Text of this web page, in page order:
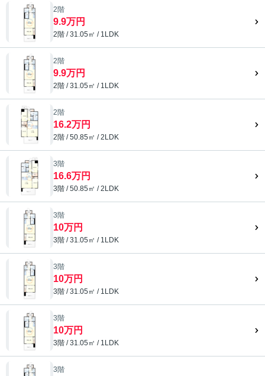
2階
9.9万円
2階 / 31.05㎡ / 1LDK
2階
9.9万円
2階 / 31.05㎡ / 1LDK
2階
16.2万円
2階 / 50.85㎡ / 2LDK
3階
16.6万円
3階 / 50.85㎡ / 2LDK
3階
10万円
3階 / 31.05㎡ / 1LDK
3階
10万円
3階 / 31.05㎡ / 1LDK
3階
10万円
3階 / 31.05㎡ / 1LDK
3階